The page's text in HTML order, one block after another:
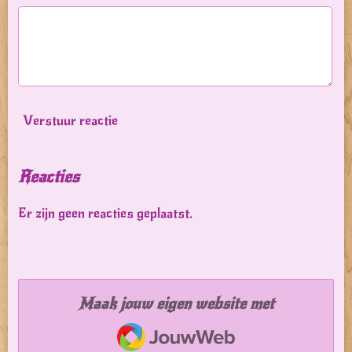
Verstuur reactie
Reacties
Er zijn geen reacties geplaatst.
Maak jouw eigen website met
JouwWeb